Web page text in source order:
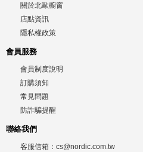
關於北歐櫥窗
店點資訊
隱私權政策
會員服務
會員制度說明
訂購須知
常見問題
防詐騙提醒
聯絡我們
客服信箱： cs@nordic.com.tw